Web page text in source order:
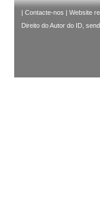
| Contacte-nos | Website
Direito do Autor do ID,